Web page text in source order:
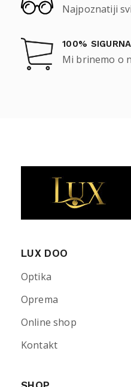
Najpoznatiji
100%
Mi brinemo o
LUX DOO
Optika
Oprema
Online shop
Kontakt